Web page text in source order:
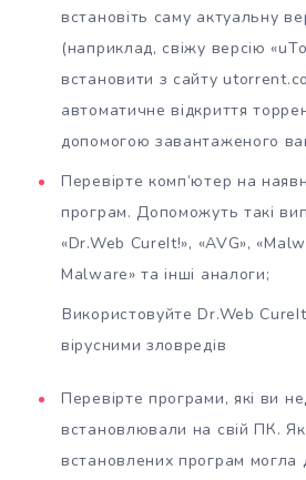
встановіть саму актуальну
(наприклад, свіжу версію
встановити з сайту
автоматичне відкриття
допомогою завантаженого
Перевірте комп’ютер на
програм. Допоможуть такі
«Dr.Web CureIt!», «AVG»,
Malware» та інші аналоги;
Використовуйте Dr.Web
вірусними зловредів
Перевірте програми, які ви
встановлювали на свій ПК.
встановлених програм могла